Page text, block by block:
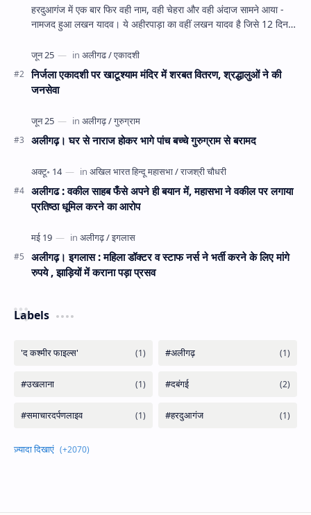
हरदुआगंज में एक बार फिर वही नाम, वही चेहरा और वही अंदाज सामने आया -
नामजद हुआ लखन यादव। ये अहीरपाड़ा का वहीं लखन यादव है जिसे 12 दिन
निर्जला एकादशी पर खाटूश्याम मंदिर में शरबत वितरण, श्रद्धालुओं ने की
जनसेवा
अलीगढ़। घर से नाराज होकर भागे पांच बच्चे गुरुग्राम से बरामद
अलीगढ : वकील साहब फँसे अपने ही बयान में, महासभा ने वकील पर लगाया
प्रतिष्ठा धूमिल करने का आरोप
अलीगढ़। इगलास : महिला डॉक्टर व स्टाफ नर्स ने भर्ती करने के लिए मांगे
रुपये , झाड़ियों में कराना पड़ा प्रसव
Labels